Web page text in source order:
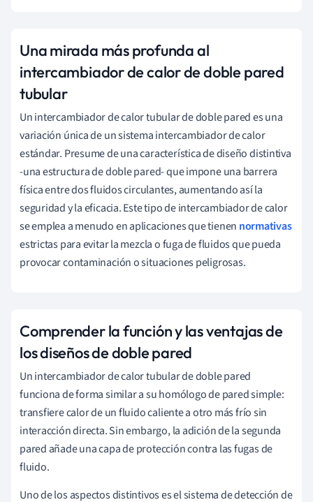
Una mirada más profunda al
intercambiador de calor de doble pared
tubular
Un intercambiador de calor tubular de doble pared es una
variación única de un sistema intercambiador de calor
estándar. Presume de una característica de diseño distintiva
-una estructura de doble pared- que impone una barrera
física entre dos fluidos circulantes, aumentando así la
seguridad y la eficacia. Este tipo de intercambiador de calor
se emplea a menudo en aplicaciones que tienen normativas
estrictas para evitar la mezcla o fuga de fluidos que pueda
provocar contaminación o situaciones peligrosas.
Comprender la función y las ventajas de
los diseños de doble pared
Un intercambiador de calor tubular de doble pared
funciona de forma similar a su homólogo de pared simple:
transfiere calor de un fluido caliente a otro más frío sin
interacción directa. Sin embargo, la adición de la segunda
pared añade una capa de protección contra las fugas de
fluido.
Uno de los aspectos distintivos es el sistema de detección de